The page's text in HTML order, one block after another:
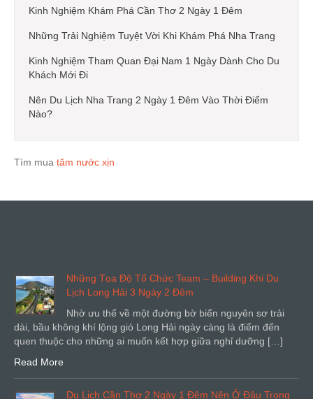
Kinh Nghiệm Khám Phá Cần Thơ 2 Ngày 1 Đêm
Những Trải Nghiệm Tuyệt Vời Khi Khám Phá Nha Trang
Kinh Nghiệm Tham Quan Đại Nam 1 Ngày Dành Cho Du
Khách Mới Đi
Nên Du Lịch Nha Trang 2 Ngày 1 Đêm Vào Thời Điểm
Nào?
Tìm mua tăm nước xịn
Những Tọa Độ Tổ Chức Team – Building Khi Du
Lịch Long Hải 3 Ngày 2 Đêm
Nhờ ưu thế về một đường bờ biển nguyên sơ trải
dài, bầu không khí lộng gió Long Hải ngày càng là điểm đến
quen thuộc cho những ai muốn kết hợp giữa nghỉ dưỡng […]
Read More
Du Lịch Cần Thơ 2 Ngày 1 Đêm Nên Ở Đâu Trong